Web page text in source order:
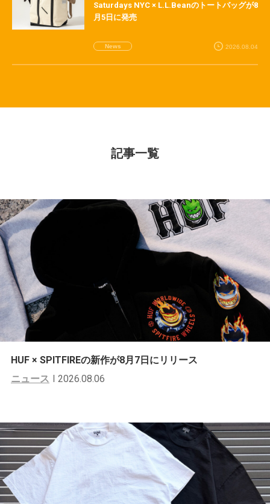
Saturdays NYC × L.L.Beanのトートバッグが8
月5日に発売
News 2026.08.04
記事一覧
HUF × SPITFIREの新作が8月7日にリリース
ニュース
2026.08.06